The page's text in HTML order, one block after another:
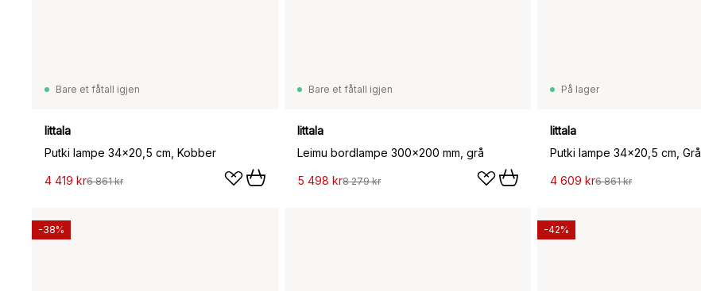
Bare et fåtall igjen
Iittala
Putki lampe 34x20,5 cm, Kobber
4 419 kr6 861 kr
Bare et fåtall igjen
Iittala
Leimu bordlampe 300x200 mm, grå
5 498 kr8 279 kr
På lager
Iittala
Putki lampe 34x20,5 cm, Grå
4 609 kr6 861 kr
-38% -42%